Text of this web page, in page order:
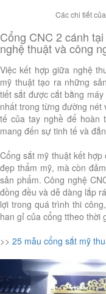
Các chi tiết
Cổng CNC 2 cánh
nghệ thuật và công
Việc kết hợp giữa nghệ
mỹ thuật tạo ra những
tiết sắt được cắt bằng
nhất trong từng đường nét
tế của tay nghề để hoàn
mang đến sự tinh tế và
Cổng sắt mỹ thuật kết
đẹp thẩm mỹ, mà còn
sản phẩm. Công nghệ
đồng đều và dễ dàng lắp
lợi trong quá trình thi
han gỉ của cổng ttheo thời
>> 25 mẫu cổng sắt mỹ